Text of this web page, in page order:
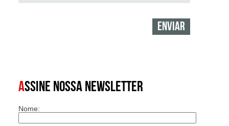
ASSINE NOSSA NEWSLETTER
Nome: